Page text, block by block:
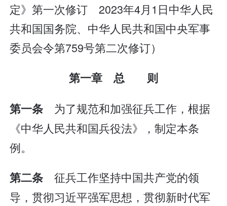
定》第一次修订 2023年4月1日中华人民
共和国国务院、中华人民共和国中央军事
委员会令第759号第二次修订）
第一章 总 则
第一条 为了规范和加强征兵工作，根据
《中华人民共和国兵役法》，制定本条
例。
第二条 征兵工作坚持中国共产党的领
导，贯彻习近平强军思想，贯彻新时代军